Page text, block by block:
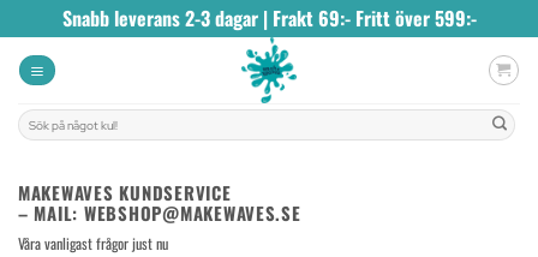
to
content
Snabb leverans 2-3 dagar | Frakt 69:- Fritt över 599:-
Sök
efter:
MAKEWAVES KUNDSERVICE
– MAIL: WEBSHOP@MAKEWAVES.SE
Våra vanligast frågor just nu